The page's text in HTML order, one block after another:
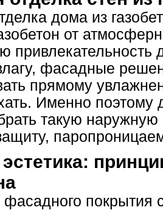
дома из
от
фасадные
прямому
Именно поэтому
такую наружную
покрытия